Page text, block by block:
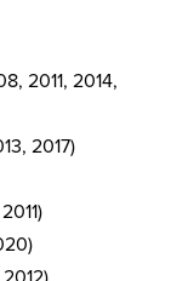
2011, 2014,
2017)